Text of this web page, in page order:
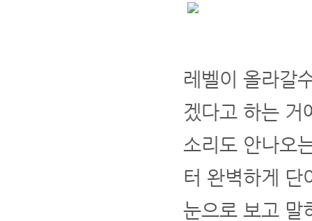
레벨이 올라갈
겠다고 하는 거
소리도 안나오
터 완벽하게 단
눈으로 보고 말